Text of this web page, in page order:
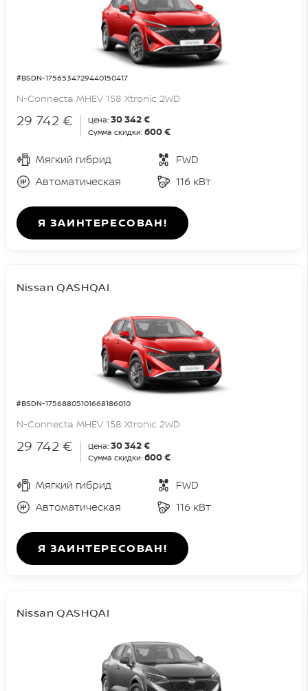
#BSDN-1756534729440150417
N-Connecta MHEV 158 Xtronic 2WD
29 742 € Цена: 30 342 €
Сумма скидки: 600 €
Мягкий гибрид
FWD
Автоматическая
116 кВт
Я ЗАИНТЕРЕСОВАН!
#BSDN-17568805101668186010
Nissan QASHQAI
N-Connecta MHEV 158 Xtronic 2WD
29 742 € Цена: 30 342 €
Сумма скидки: 600 €
Мягкий гибрид
FWD
Автоматическая
116 кВт
Я ЗАИНТЕРЕСОВАН!
Nissan QASHQAI